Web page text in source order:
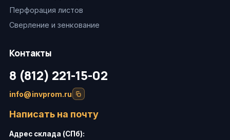
Перфорация листов
Сверление и зенкование
Контакты
8 (812) 221-15-02
info@invprom.ru
Написать на почту
Адрес склада (СПб):